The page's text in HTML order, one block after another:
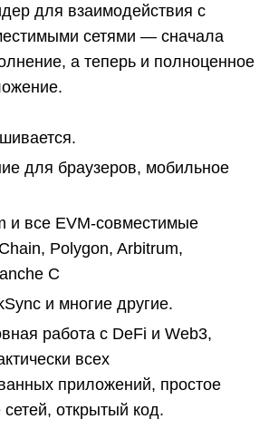
для взаимодействия с
сетями — сначала
а теперь и полноценное
для браузеров, мобильное
и все EVM-совместимые
Polygon, Arbitrum,
C
и многие другие.
работа с DeFi и Web3,
всех
приложений, простое
открытый код.